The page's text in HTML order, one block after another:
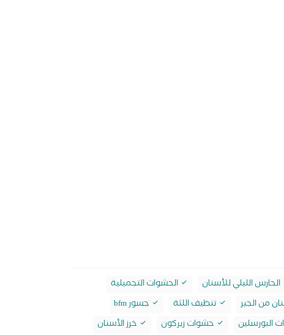
الحارس الليلي للأسنان
الحشوات التجميلية
من الجير تنظيف اللثة
جسور bfm
البورسلين حشوات زيركون
خرز الأسنان